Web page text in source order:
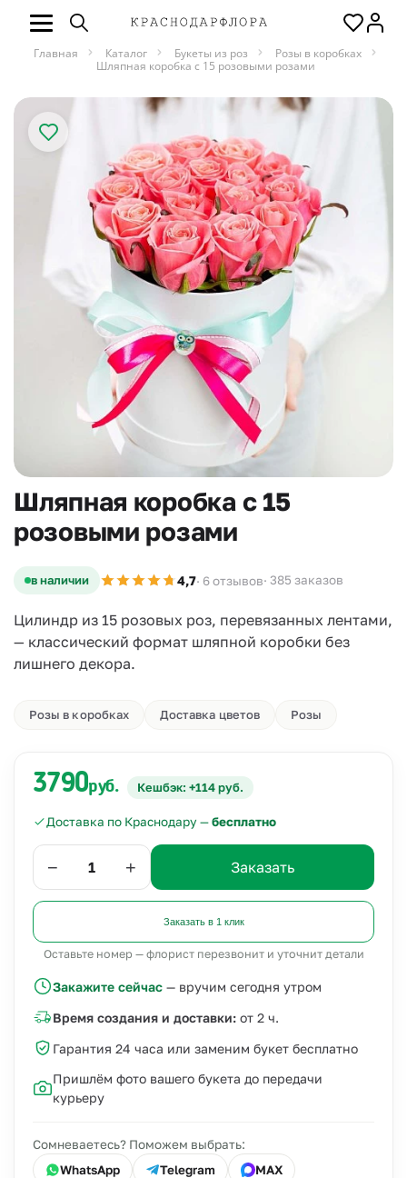
Главная Каталог Букеты из роз
Розы в коробках
Шляпная коробка с 15 розовыми розами
Шляпная коробка с 15
розовыми розами
в наличии 4,7· 6 отзывов· 385 заказов
Цилиндр из 15 розовых роз, перевязанных лентами,
— классический формат шляпной коробки без
лишнего декора.
Розы в коробках Доставка цветов Розы
3790руб. Кешбэк: +114 руб.
Доставка по Краснодару —бесплатно
− + Заказать
Заказать в 1 клик
Оставьте номер — флорист перезвонит и уточнит детали
Закажите сейчас — вручим сегодня утром
Время создания и доставки: от 2 ч.
Гарантия 24 часа или заменим букет бесплатно
Пришлём фото вашего букета до передачи
курьеру
Сомневаетесь? Поможем выбрать:
WhatsApp
Telegram MAX